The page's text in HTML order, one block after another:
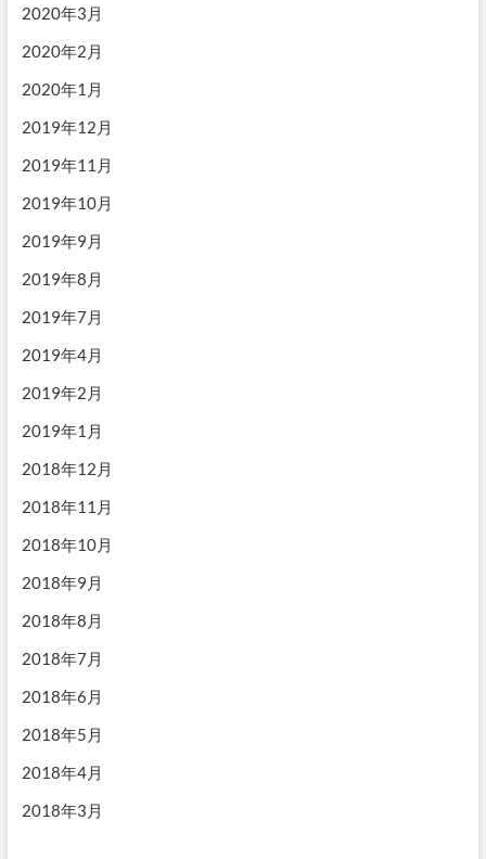
2020年3月
2020年2月
2020年1月
2019年12月
2019年11月
2019年10月
2019年9月
2019年8月
2019年7月
2019年4月
2019年2月
2019年1月
2018年12月
2018年11月
2018年10月
2018年9月
2018年8月
2018年7月
2018年6月
2018年5月
2018年4月
2018年3月